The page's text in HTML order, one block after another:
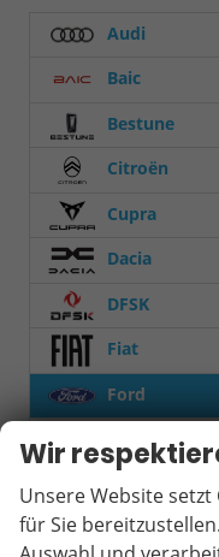
Audi
Baic
Bestune
Citroën
Cupra
Dacia
DFSK
Fiat
Ford
Focus Turnier 2
Grand Tourneo
Kuga
Puma 7
Wir
Unsere Website
für Sie